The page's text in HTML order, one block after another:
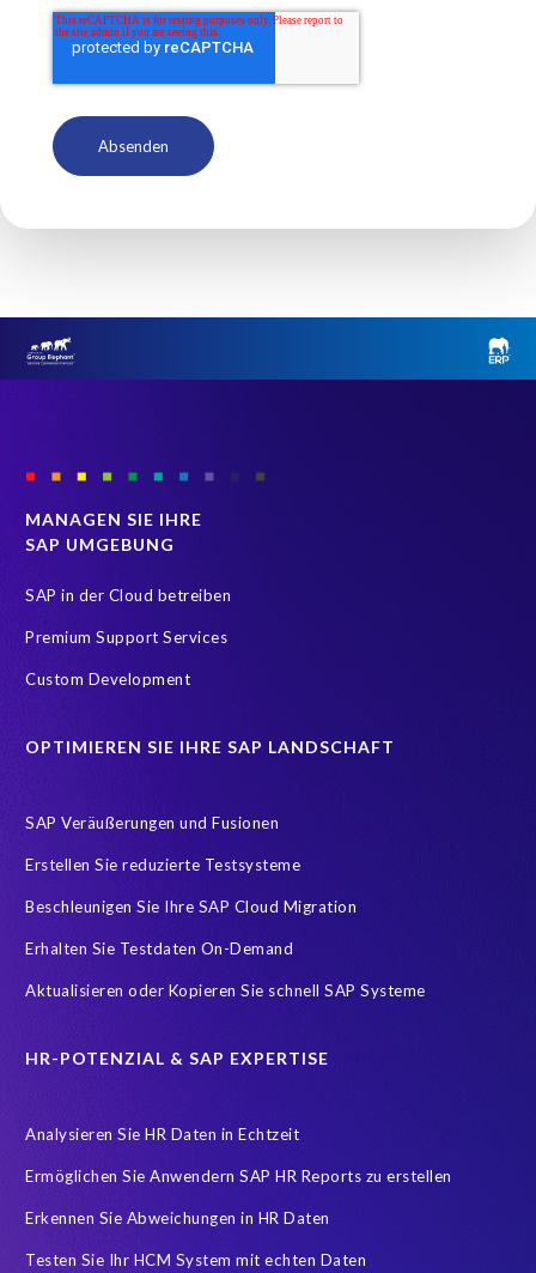
MANAGEN SIE IHRE
SAP UMGEBUNG
SAP in der Cloud betreiben
Premium Support Services
Custom Development
OPTIMIEREN SIE IHRE SAP LANDSCHAFT
SAP Veräußerungen und Fusionen
Erstellen Sie reduzierte Testsysteme
Beschleunigen Sie Ihre SAP Cloud Migration
Erhalten Sie Testdaten On-Demand
Aktualisieren oder Kopieren Sie schnell SAP Systeme
HR-POTENZIAL & SAP EXPERTISE
Analysieren Sie HR Daten in Echtzeit
Ermöglichen Sie Anwendern SAP HR Reports zu erstellen
Erkennen Sie Abweichungen in HR Daten
Testen Sie Ihr HCM System mit echten Daten